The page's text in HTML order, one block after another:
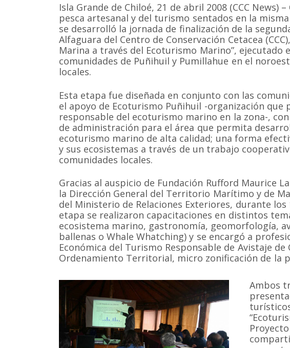
Isla Grande de Chiloé, 21 de abril 2008 (CCC News)
pesca artesanal y del turismo sentados en la
se desarrolló la jornada de finalización de la
Alfaguara del Centro de Conservación Cetacea
Marina a través del Ecoturismo Marino”, ejecutado
comunidades de Puñihuil y Pumillahue en el
locales.
Esta etapa fue diseñada en conjunto con las
el apoyo de Ecoturismo Puñihuil -organización que
responsable del ecoturismo marino en la zona-,
de administración para el área que permita
ecoturismo marino de alta calidad; una forma
y sus ecosistemas a través de un trabajo
comunidades locales.
Gracias al auspicio de Fundación Rufford Maurice
la Dirección General del Territorio Marítimo y de
del Ministerio de Relaciones Exteriores, durante los
etapa se realizaron capacitaciones en distintos
ecosistema marino, gastronomía, geomorfología,
ballenas o Whale Whatching) y se encargó a
Económica del Turismo Responsable de Avistaje de
Ordenamiento Territorial, micro zonificación de la
Ambos